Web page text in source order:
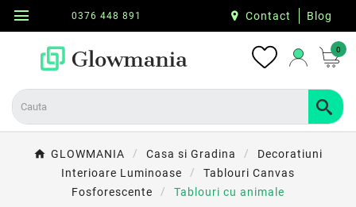
menu Contact Blog
0376 448 891
0
GLOWMANIA Casa si Gradina
Decoratiuni
Interioare Luminoase
Tablouri Canvas
Fosforescente
Tablouri cu animale